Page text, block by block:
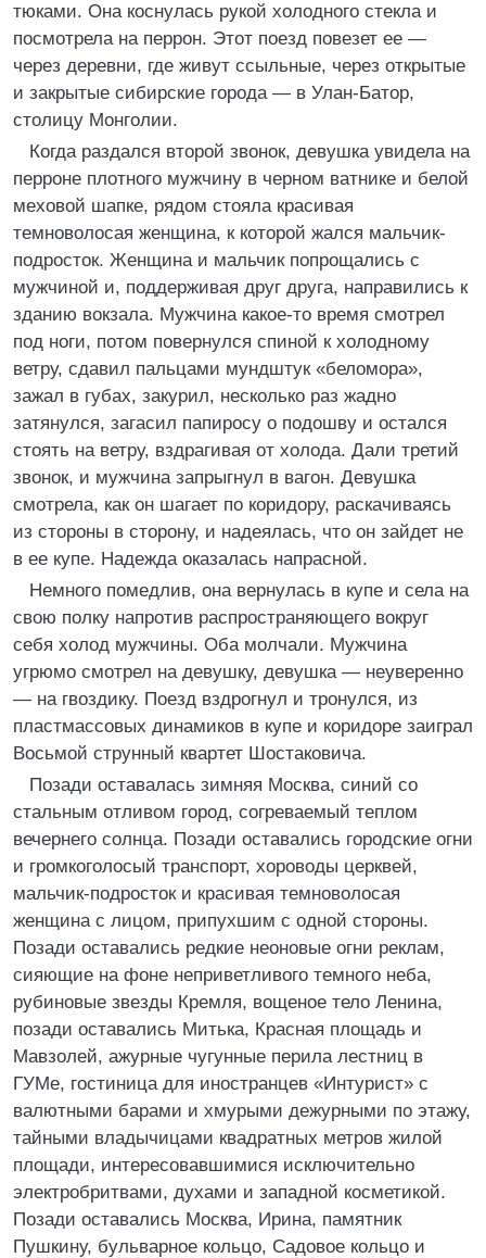
тюками. Она коснулась рукой холодного стекла и
посмотрела на перрон. Этот поезд повезет ее —
через деревни, где живут ссыльные, через открытые
и закрытые сибирские города — в Улан-Батор,
столицу Монголии.
Когда раздался второй звонок, девушка увидела на
перроне плотного мужчину в черном ватнике и белой
меховой шапке, рядом стояла красивая
темноволосая женщина, к которой жался мальчик-
подросток. Женщина и мальчик попрощались с
мужчиной и, поддерживая друг друга, направились к
зданию вокзала. Мужчина какое-то время смотрел
под ноги, потом повернулся спиной к холодному
ветру, сдавил пальцами мундштук «беломора»,
зажал в губах, закурил, несколько раз жадно
затянулся, загасил папиросу о подошву и остался
стоять на ветру, вздрагивая от холода. Дали третий
звонок, и мужчина запрыгнул в вагон. Девушка
смотрела, как он шагает по коридору, раскачиваясь
из стороны в сторону, и надеялась, что он зайдет не
в ее купе. Надежда оказалась напрасной.
Немного помедлив, она вернулась в купе и села на
свою полку напротив распространяющего вокруг
себя холод мужчины. Оба молчали. Мужчина
угрюмо смотрел на девушку, девушка — неуверенно
— на гвоздику. Поезд вздрогнул и тронулся, из
пластмассовых динамиков в купе и коридоре заиграл
Восьмой струнный квартет Шостаковича.
Позади оставалась зимняя Москва, синий со
стальным отливом город, согреваемый теплом
вечернего солнца. Позади оставались городские огни
и громкоголосый транспорт, хороводы церквей,
мальчик-подросток и красивая темноволосая
женщина с лицом, припухшим с одной стороны.
Позади оставались редкие неоновые огни реклам,
сияющие на фоне неприветливого темного неба,
рубиновые звезды Кремля, вощеное тело Ленина,
позади оставались Митька, Красная площадь и
Мавзолей, ажурные чугунные перила лестниц в
ГУМе, гостиница для иностранцев «Интурист» с
валютными барами и хмурыми дежурными по этажу,
тайными владычицами квадратных метров жилой
площади, интересовавшимися исключительно
электробритвами, духами и западной косметикой.
Позади оставались Москва, Ирина, памятник
Пушкину, бульварное кольцо, Садовое кольцо и